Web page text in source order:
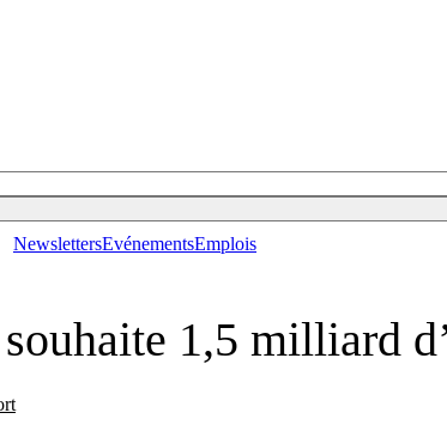
NewslettersEvénementsEmplois
1,5 milliard